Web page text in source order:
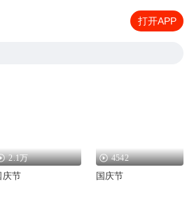
打开APP
2.1万
庆节
4542
国庆节